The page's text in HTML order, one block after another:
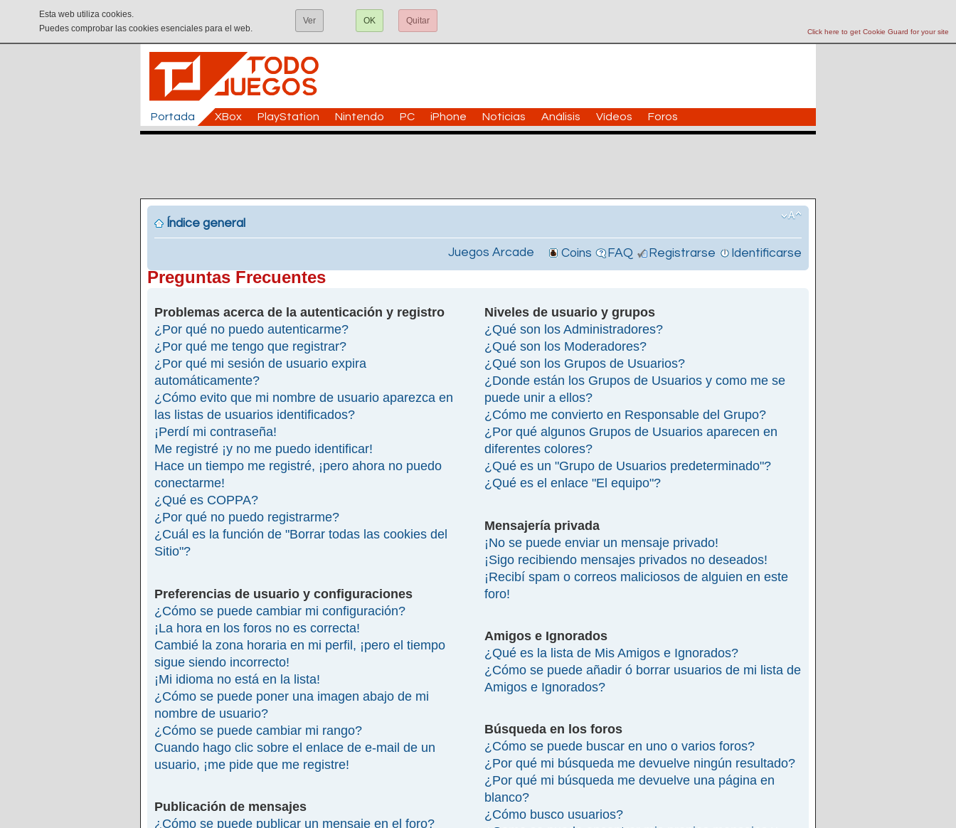
Click here to get Cookie Guard for your site
Esta web utiliza cookies.
Puedes comprobar las cookies esenciales para el web.
Ver OK Quitar
Portada XBox PlayStation Nintendo PC iPhone Noticias Análisis Vídeos Foros
Índice general
Juegos Arcade Coins FAQ Registrarse Identificarse
Preguntas Frecuentes
Problemas acerca de la autenticación y registro
¿Por qué no puedo autenticarme?
¿Por qué me tengo que registrar?
¿Por qué mi sesión de usuario expira
automáticamente?
¿Cómo evito que mi nombre de usuario aparezca en
las listas de usuarios identificados?
¡Perdí mi contraseña!
Me registré ¡y no me puedo identificar!
Hace un tiempo me registré, ¡pero ahora no puedo
conectarme!
¿Qué es COPPA?
¿Por qué no puedo registrarme?
¿Cuál es la función de "Borrar todas las cookies del
Sitio"?
Preferencias de usuario y configuraciones
¿Cómo se puede cambiar mi configuración?
¡La hora en los foros no es correcta!
Cambié la zona horaria en mi perfil, ¡pero el tiempo
sigue siendo incorrecto!
¡Mi idioma no está en la lista!
¿Cómo se puede poner una imagen abajo de mi
nombre de usuario?
¿Cómo se puede cambiar mi rango?
Cuando hago clic sobre el enlace de e-mail de un
usuario, ¡me pide que me registre!
Publicación de mensajes
¿Cómo se puede publicar un mensaje en el foro?
Niveles de usuario y grupos
¿Qué son los Administradores?
¿Qué son los Moderadores?
¿Qué son los Grupos de Usuarios?
¿Donde están los Grupos de Usuarios y como me se
puede unir a ellos?
¿Cómo me convierto en Responsable del Grupo?
¿Por qué algunos Grupos de Usuarios aparecen en
diferentes colores?
¿Qué es un "Grupo de Usuarios predeterminado"?
¿Qué es el enlace "El equipo"?
Mensajería privada
¡No se puede enviar un mensaje privado!
¡Sigo recibiendo mensajes privados no deseados!
¡Recibí spam o correos maliciosos de alguien en este
foro!
Amigos e Ignorados
¿Qué es la lista de Mis Amigos e Ignorados?
¿Cómo se puede añadir ó borrar usuarios de mi lista de
Amigos e Ignorados?
Búsqueda en los foros
¿Cómo se puede buscar en uno o varios foros?
¿Por qué mi búsqueda me devuelve ningún resultado?
¿Por qué mi búsqueda me devuelve una página en
blanco?
¿Cómo busco usuarios?